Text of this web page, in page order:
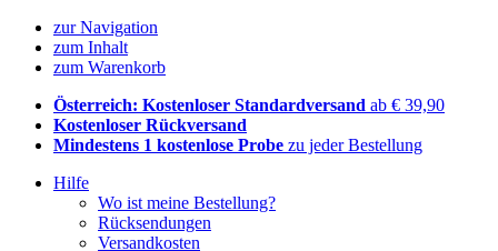
zur Navigation
zum Inhalt
zum Warenkorb
Österreich: Kostenloser Standardversand ab € 39,90
Kostenloser Rückversand
Mindestens 1 kostenlose Probe zu jeder Bestellung
Hilfe
Wo ist meine Bestellung?
Rücksendungen
Versandkosten